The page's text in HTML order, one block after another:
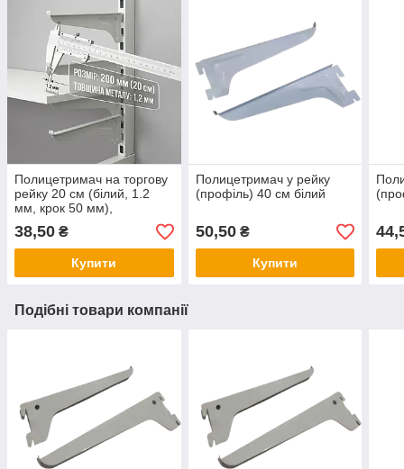
Полицетримач на торгову
рейку 20 см (білий, 1.2
мм, крок 50 мм),
лівий/правий
38,50 ₴
Купити
Полицетримач у рейку
(профіль) 40 см білий
50,50₴
Купити
Подібні товари компанії